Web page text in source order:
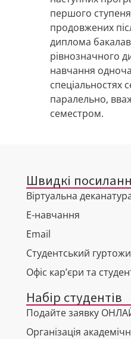
першого
продовжених
диплома
рівнозначного
навчання
спеціальностях
паралельно,
семестром.
Швидкі
Віртуальна
Е-навчання
Email
Студентський
Офіс кар’єри та
Набір студентів
Подайте заявку
Організація